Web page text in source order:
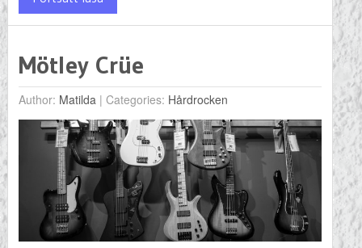
Mötley Crüe
Author: Matilda| Categories: Hårdrocken